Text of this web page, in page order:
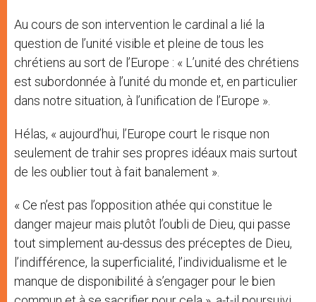
Au cours de son intervention le cardinal a lié la
question de l’unité visible et pleine de tous les
chrétiens au sort de l’Europe : « L’unité des chrétiens
est subordonnée à l’unité du monde et, en particulier
dans notre situation, à l’unification de l’Europe ».
Hélas, « aujourd’hui, l’Europe court le risque non
seulement de trahir ses propres idéaux mais surtout
de les oublier tout à fait banalement ».
« Ce n’est pas l’opposition athée qui constitue le
danger majeur mais plutôt l’oubli de Dieu, qui passe
tout simplement au-dessus des préceptes de Dieu,
l’indifférence, la superficialité, l’individualisme et le
manque de disponibilité à s’engager pour le bien